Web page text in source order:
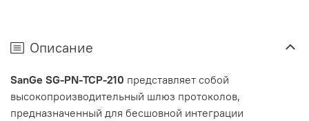
Описание
SanGe SG-PN-TCP-210 представляет собой
высокопроизводительный шлюз протоколов,
предназначенный для бесшовной интеграции